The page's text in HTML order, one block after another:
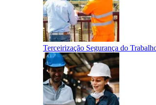
Terceirização Segurança do